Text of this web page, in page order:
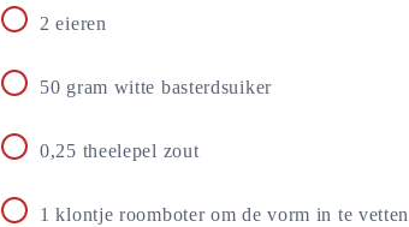
2 eieren
50 gram witte basterdsuiker
0,25 theelepel zout
1 klontje roomboter om de vorm in te vetten